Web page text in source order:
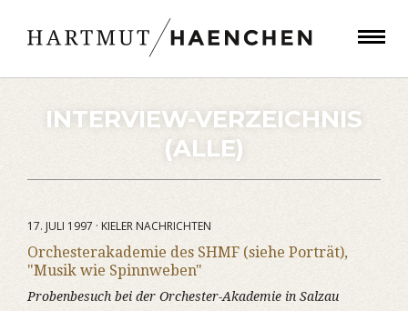
INTERVIEW-VERZEICHNIS
(ALLE)
17. JULI 1997 · KIELER NACHRICHTEN
Orchesterakademie des SHMF (siehe Porträt),
"Musik wie Spinnweben"
Probenbesuch bei der Orchester-Akademie in Salzau